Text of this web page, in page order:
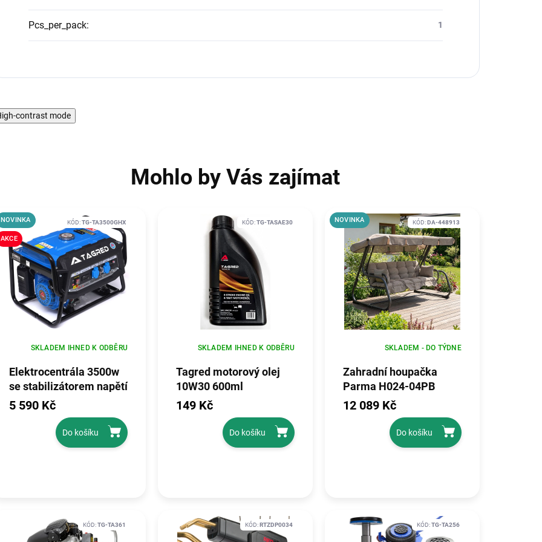
Pcs_per_pack: 1
contrast mode
Mohlo by Vás zajímat
AKCE
NOVINKA
Elektrocentrála 3500w
se stabilizátorem napětí
avr, TAGRED
TA3500GHX
SKLADEM IHNED K ODBĚRU
5 590 Kč
Do košíku
KÓD:TG-TA3500GHX
Tagred motorový olej
10W30 600ml
SKLADEM IHNED K ODBĚRU
149 Kč
Do košíku
KÓD:TG-TASAE30 NOVINKA
Zahradní houpačka
Parma H024-04PB
SKLADEM - DO TÝDNE
12 089 Kč
Do košíku
KÓD:DA-448913
KÓD:TG-TA361 KÓD:RTZDP0034 KÓD:TG-TA256